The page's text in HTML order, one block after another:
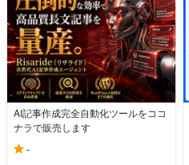
AI記事作成完全自動化ツールをココ
ナラで販売します
-